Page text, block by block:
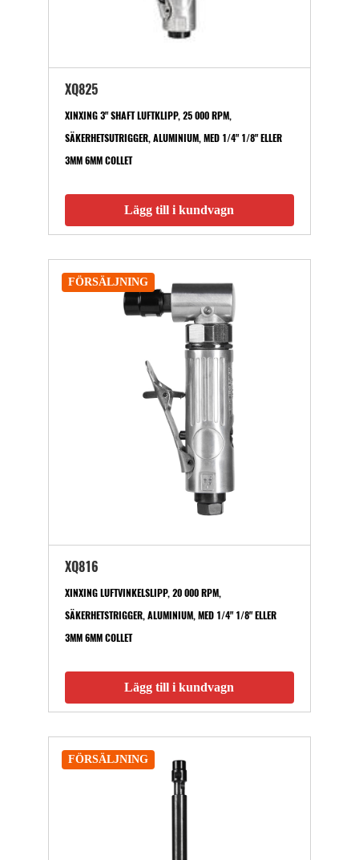
XQ825
XINXING 3" SHAFT LUFTKLIPP, 25 000 RPM,
SÄKERHETSUTRIGGER, ALUMINIUM, MED 1/4" 1/8" ELLER
3MM 6MM COLLET
Lägg till i kundvagn
FÖRSÄLJNING
XQ816
XINXING LUFTVINKELSLIPP, 20 000 RPM,
SÄKERHETSTRIGGER, ALUMINIUM, MED 1/4" 1/8" ELLER
3MM 6MM COLLET
Lägg till i kundvagn
FÖRSÄLJNING